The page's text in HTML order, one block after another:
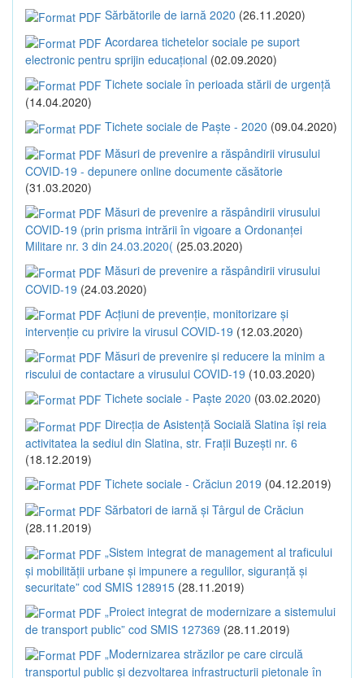
Sărbătorile de iarnă 2020 (26.11.2020)
Acordarea tichetelor sociale pe suport
electronic pentru sprijin educațional (02.09.2020)
Tichete sociale în perioada stării de urgență
(14.04.2020)
Tichete sociale de Paște - 2020 (09.04.2020)
Măsuri de prevenire a răspândirii virusului
COVID-19 - depunere online documente căsătorie
(31.03.2020)
Măsuri de prevenire a răspândirii virusului
COVID-19 (prin prisma intrării în vigoare a Ordonanței
Militare nr. 3 din 24.03.2020( (25.03.2020)
Măsuri de prevenire a răspândirii virusului
COVID-19 (24.03.2020)
Acțiuni de prevenție, monitorizare și
intervenție cu privire la virusul COVID-19 (12.03.2020)
Măsuri de prevenire și reducere la minim a
riscului de contactare a virusului COVID-19 (10.03.2020)
Tichete sociale - Paște 2020 (03.02.2020)
Direcția de Asistență Socială Slatina își reia
activitatea la sediul din Slatina, str. Frații Buzești nr. 6
(18.12.2019)
Tichete sociale - Crăciun 2019 (04.12.2019)
Sărbatori de iarnă și Târgul de Crăciun
(28.11.2019)
„Sistem integrat de management al traficului
și mobilității urbane și impunere a regulilor, siguranță și
securitate” cod SMIS 128915 (28.11.2019)
„Proiect integrat de modernizare a sistemului
de transport public” cod SMIS 127369 (28.11.2019)
„Modernizarea străzilor pe care circulă
transportul public și dezvoltarea infrastructurii pietonale în